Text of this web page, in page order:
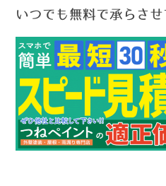
いつでも無料で承らさせ